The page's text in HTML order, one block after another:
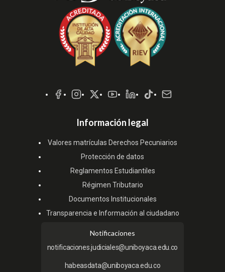
Sociales
Información legal
Valores matrículas Derechos Pecuniarios
Protección de datos
Reglamentos Estudiantiles
Régimen Tributario
Documentos Institucionales
Transparencia e Información al ciudadano
Notificaciones
notificaciones.judiciales@uniboyaca.edu.co
habeasdata@uniboyaca.edu.co